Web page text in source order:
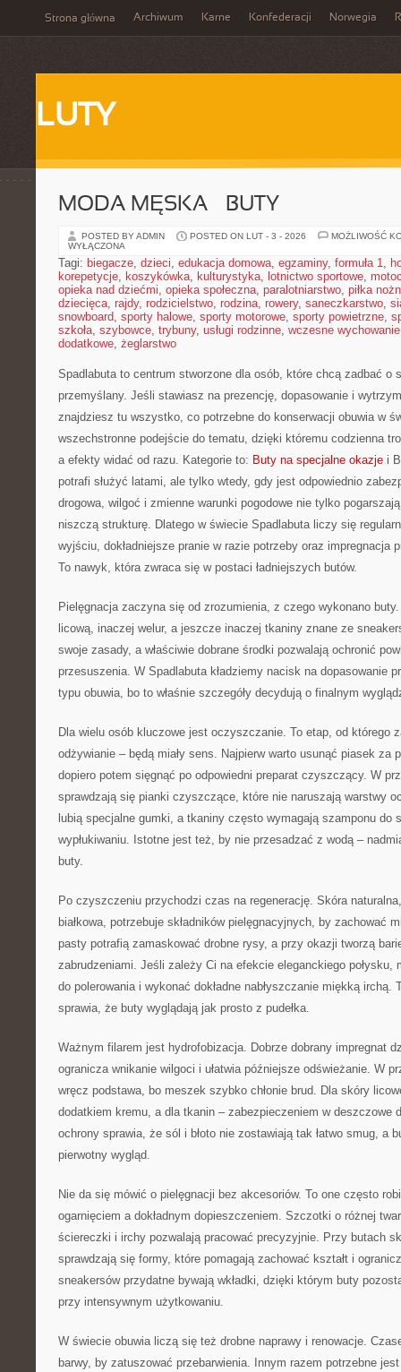
Strona główna Archiwum Karne Konfederacji Norwegia
LUTY
MODA MĘSKA – BUTY
POSTED BY ADMIN POSTED ON LUT - 3 - 2026
MOŻLIWOŚĆ
WYŁĄCZONA
Tagi: biegacze, dzieci, edukacja domowa, egzaminy, formuła 1,
korepetycje, koszykówka, kulturystyka, lotnictwo sportowe,
opieka nad dziećmi, opieka społeczna, paralotniarstwo, piłka
dziecięca, rajdy, rodzicielstwo, rodzina, rowery, saneczkarstwo,
snowboard, sporty halowe, sporty motorowe, sporty powietrzne,
szkoła, szybowce, trybuny, usługi rodzinne, wczesne wychowanie
dodatkowe, żeglarstwo
Spadlabuta to centrum stworzone dla osób, które chcą zadbać o
przemyślany. Jeśli stawiasz na prezencję, dopasowanie i
znajdziesz tu wszystko, co potrzebne do konserwacji obuwia w
wszechstronne podejście do tematu, dzięki któremu codzienna
a efekty widać od razu. Kategorie to: Buty na specjalne okazje i
potrafi służyć latami, ale tylko wtedy, gdy jest odpowiednio
drogowa, wilgoć i zmienne warunki pogodowe nie tylko
niszczą strukturę. Dlatego w świecie Spadlabuta liczy się
wyjściu, dokładniejsze pranie w razie potrzeby oraz impregnacja
To nawyk, która zwraca się w postaci ładniejszych butów.
Pielęgnacja zaczyna się od zrozumienia, z czego wykonano
licową, inaczej welur, a jeszcze inaczej tkaniny znane ze
swoje zasady, a właściwie dobrane środki pozwalają ochronić
przesuszenia. W Spadlabuta kładziemy nacisk na dopasowanie
typu obuwia, bo to właśnie szczegóły decydują o finalnym
Dla wielu osób kluczowe jest oczyszczanie. To etap, od którego
odżywianie – będą miały sens. Najpierw warto usunąć piasek za
dopiero potem sięgnąć po odpowiedni preparat czyszczący. W
sprawdzają się pianki czyszczące, które nie naruszają warstwy
lubią specjalne gumki, a tkaniny często wymagają szamponu do
wypłukiwaniu. Istotne jest też, by nie przesadzać z wodą –
buty.
Po czyszczeniu przychodzi czas na regenerację. Skóra
białkowa, potrzebuje składników pielęgnacyjnych, by zachować
pasty potrafią zamaskować drobne rysy, a przy okazji tworzą
zabrudzeniami. Jeśli zależy Ci na efekcie eleganckiego połysku,
do polerowania i wykonać dokładne nabłyszczanie miękką irchą.
sprawia, że buty wyglądają jak prosto z pudełka.
Ważnym filarem jest hydrofobizacja. Dobrze dobrany impregnat
ogranicza wnikanie wilgoci i ułatwia późniejsze odświeżanie. W
wręcz podstawa, bo meszek szybko chłonie brud. Dla skóry
dodatkiem kremu, a dla tkanin – zabezpieczeniem w deszczowe
ochrony sprawia, że sól i błoto nie zostawiają tak łatwo smug, a
pierwotny wygląd.
Nie da się mówić o pielęgnacji bez akcesoriów. To one często
ogarnięciem a dokładnym dopieszczeniem. Szczotki o różnej
ściereczki i irchy pozwalają pracować precyzyjnie. Przy butach
sprawdzają się formy, które pomagają zachować kształt i
sneakersów przydatne bywają wkładki, dzięki którym buty
przy intensywnym użytkowaniu.
W świecie obuwia liczą się też drobne naprawy i renowacje.
barwy, by zatuszować przebarwienia. Innym razem potrzebne